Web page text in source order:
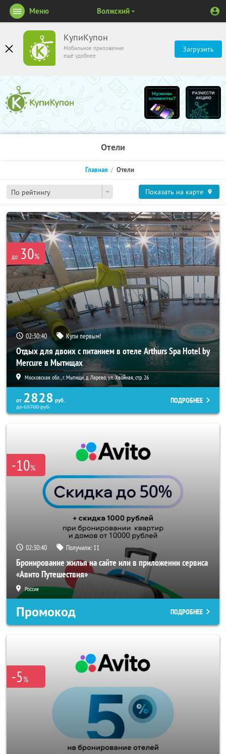
КупиКупон
Мобильное приложение
ещё удобнее
Загрузить
Меню Волжский
Отели
По рейтингу
Главная Отели
Показать на карте
до 30%
02:30:38 Купи первым!
Отдых для двоих с питанием в отеле Arthurs Spa Hotel by
Mercure в Мытищах
Московская обл., г. Мытищи, д. Ларево, ул. Хвойная, стр. 26
от 2828 руб.
до65700руб.
ПОДРОБНЕЕ
-10%
02:30:38 Получили: 11
Бронирование жилья на сайте или в приложении сервиса
«Авито Путешествия»
Россия
Промокод ПОДРОБНЕЕ
-5%